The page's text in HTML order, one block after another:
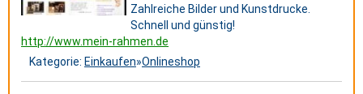
Zahlreiche Bilder und Kunstdrucke.
Schnell und günstig!
http://www.mein-rahmen.de
Kategorie: Einkaufen»Onlineshop